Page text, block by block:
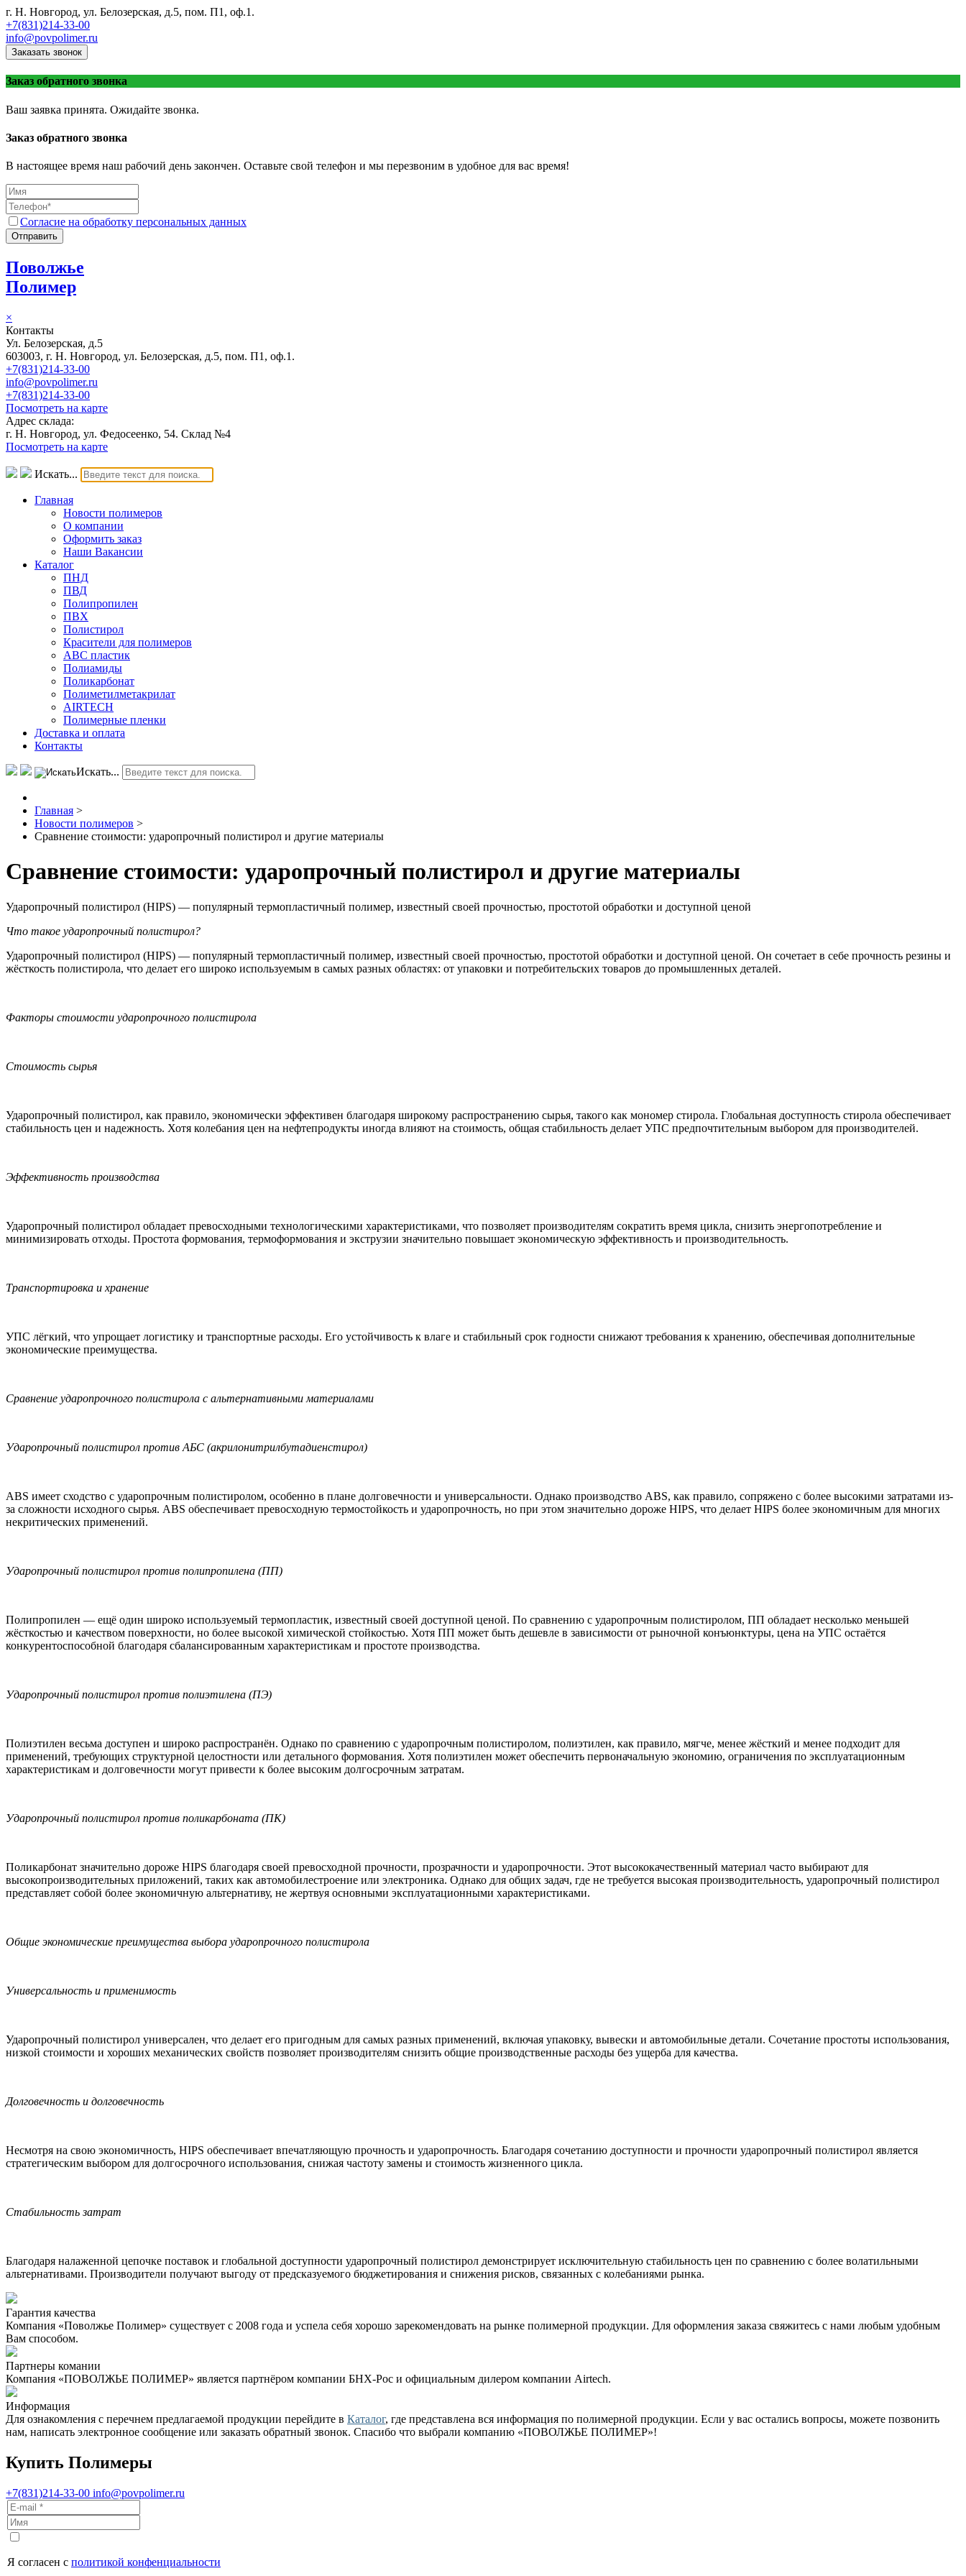
г. Н. Новгород, ул. Белозерская, д.5, пом. П1, оф.1.
+7(831)214-33-00
info@povpolimer.ru
Заказать звонок
Заказ обратного звонка
Ваш заявка принята. Ожидайте звонка.
Заказ обратного звонка
В настоящее время наш рабочий день закончен. Оставьте свой телефон и мы перезвоним в удобное для вас время!
Согласие на обработку персональных данных
Отправить
Поволжье
Полимер
×
Контакты
Ул. Белозерская, д.5
603003, г. Н. Новгород, ул. Белозерская, д.5, пом. П1, оф.1.
+7(831)214-33-00
info@povpolimer.ru
+7(831)214-33-00
Посмотреть на карте
Адрес склада:
г. Н. Новгород, ул. Федосеенко, 54. Склад №4
Посмотреть на карте
Искать...
Главная
Новости полимеров
О компании
Оформить заказ
Наши Вакансии
Каталог
ПНД
ПВД
Полипропилен
ПВХ
Полистирол
Красители для полимеров
АВС пластик
Полиамиды
Поликарбонат
Полиметилметакрилат
AIRTECH
Полимерные пленки
Доставка и оплата
Контакты
Искать...
Главная >
Новости полимеров >
Сравнение стоимости: ударопрочный полистирол и другие материалы
Сравнение стоимости: ударопрочный полистирол и другие материалы
Ударопрочный полистирол (HIPS) — популярный термопластичный полимер, известный своей прочностью, простотой обработки и доступной ценой
Что такое ударопрочный полистирол?
Ударопрочный полистирол (HIPS) — популярный термопластичный полимер, известный своей прочностью, простотой обработки и доступной ценой. Он сочетает в себе прочность резины и
жёсткость полистирола, что делает его широко используемым в самых разных областях: от упаковки и потребительских товаров до промышленных деталей.
Факторы стоимости ударопрочного полистирола
Стоимость сырья
Ударопрочный полистирол, как правило, экономически эффективен благодаря широкому распространению сырья, такого как мономер стирола. Глобальная доступность стирола обеспечивает
стабильность цен и надежность. Хотя колебания цен на нефтепродукты иногда влияют на стоимость, общая стабильность делает УПС предпочтительным выбором для производителей.
Эффективность производства
Ударопрочный полистирол обладает превосходными технологическими характеристиками, что позволяет производителям сократить время цикла, снизить энергопотребление и
минимизировать отходы. Простота формования, термоформования и экструзии значительно повышает экономическую эффективность и производительность.
Транспортировка и хранение
УПС лёгкий, что упрощает логистику и транспортные расходы. Его устойчивость к влаге и стабильный срок годности снижают требования к хранению, обеспечивая дополнительные
экономические преимущества.
Сравнение ударопрочного полистирола с альтернативными материалами
Ударопрочный полистирол против АБС (акрилонитрилбутадиенстирол)
ABS имеет сходство с ударопрочным полистиролом, особенно в плане долговечности и универсальности. Однако производство ABS, как правило, сопряжено с более высокими затратами из-
за сложности исходного сырья. ABS обеспечивает превосходную термостойкость и ударопрочность, но при этом значительно дороже HIPS, что делает HIPS более экономичным для многих
некритических применений.
Ударопрочный полистирол против полипропилена (ПП)
Полипропилен — ещё один широко используемый термопластик, известный своей доступной ценой. По сравнению с ударопрочным полистиролом, ПП обладает несколько меньшей
жёсткостью и качеством поверхности, но более высокой химической стойкостью. Хотя ПП может быть дешевле в зависимости от рыночной конъюнктуры, цена на УПС остаётся
конкурентоспособной благодаря сбалансированным характеристикам и простоте производства.
Ударопрочный полистирол против полиэтилена (ПЭ)
Полиэтилен весьма доступен и широко распространён. Однако по сравнению с ударопрочным полистиролом, полиэтилен, как правило, мягче, менее жёсткий и менее подходит для
применений, требующих структурной целостности или детального формования. Хотя полиэтилен может обеспечить первоначальную экономию, ограничения по эксплуатационным
характеристикам и долговечности могут привести к более высоким долгосрочным затратам.
Ударопрочный полистирол против поликарбоната (ПК)
Поликарбонат значительно дороже HIPS благодаря своей превосходной прочности, прозрачности и ударопрочности. Этот высококачественный материал часто выбирают для
высокопроизводительных приложений, таких как автомобилестроение или электроника. Однако для общих задач, где не требуется высокая производительность, ударопрочный полистирол
представляет собой более экономичную альтернативу, не жертвуя основными эксплуатационными характеристиками.
Общие экономические преимущества выбора ударопрочного полистирола
Универсальность и применимость
Ударопрочный полистирол универсален, что делает его пригодным для самых разных применений, включая упаковку, вывески и автомобильные детали. Сочетание простоты использования,
низкой стоимости и хороших механических свойств позволяет производителям снизить общие производственные расходы без ущерба для качества.
Долговечность и долговечность
Несмотря на свою экономичность, HIPS обеспечивает впечатляющую прочность и ударопрочность. Благодаря сочетанию доступности и прочности ударопрочный полистирол является
стратегическим выбором для долгосрочного использования, снижая частоту замены и стоимость жизненного цикла.
Стабильность затрат
Благодаря налаженной цепочке поставок и глобальной доступности ударопрочный полистирол демонстрирует исключительную стабильность цен по сравнению с более волатильными
альтернативами. Производители получают выгоду от предсказуемого бюджетирования и снижения рисков, связанных с колебаниями рынка.
Гарантия качества
Компания «Поволжье Полимер» существует с 2008 года и успела себя хорошо зарекомендовать на рынке полимерной продукции. Для оформления заказа свяжитесь с нами любым удобным
Вам способом.
Партнеры комании
Компания «ПОВОЛЖЬЕ ПОЛИМЕР» является партнёром компании БНХ-Рос и официальным дилером компании Airtech.
Информация
Для ознакомления с перечнем предлагаемой продукции перейдите в Каталог, где представлена вся информация по полимерной продукции. Если у вас остались вопросы, можете позвонить
нам, написать электронное сообщение или заказать обратный звонок. Спасибо что выбрали компанию «ПОВОЛЖЬЕ ПОЛИМЕР»!
Купить Полимеры
+7(831)214-33-00 info@povpolimer.ru
Я согласен с политикой конфенциальности